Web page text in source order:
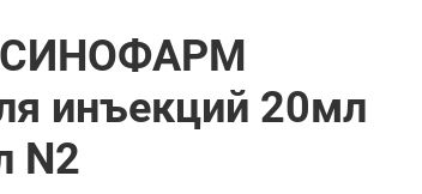
инъекций 20мл
N2